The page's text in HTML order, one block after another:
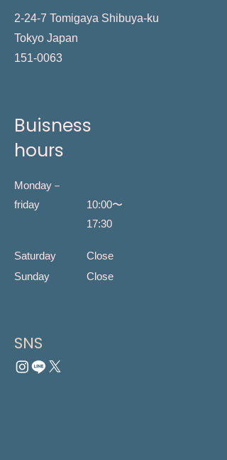
2-24-7 Tomigaya Shibuya-ku
Tokyo Japan
151-0063
Buisness
hours
Monday－
friday
​10:00〜
17:30
​Saturday
Sunday
​Close
Close
​SNS